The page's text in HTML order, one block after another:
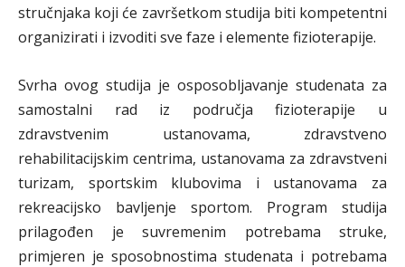
stručnjaka koji će završetkom studija biti kompetentni
organizirati i izvoditi sve faze i elemente fizioterapije.
Svrha ovog studija je osposobljavanje studenata za
samostalni rad iz područja fizioterapije u
zdravstvenim ustanovama, zdravstveno
rehabilitacijskim centrima, ustanovama za zdravstveni
turizam, sportskim klubovima i ustanovama za
rekreacijsko bavljenje sportom. Program studija
prilagođen je suvremenim potrebama struke,
primjeren je sposobnostima studenata i potrebama